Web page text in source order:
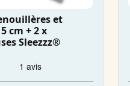
et
cm + 2 x
Sleezzz®